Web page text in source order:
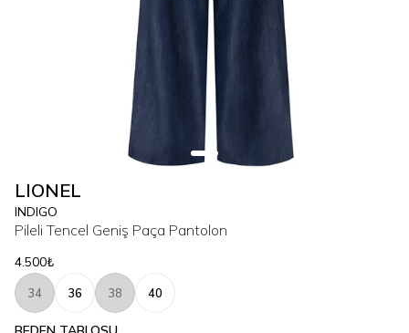
LIONEL
INDIGO
Pileli Tencel Geniş Paça Pantolon
4.500₺
34 36 38 40